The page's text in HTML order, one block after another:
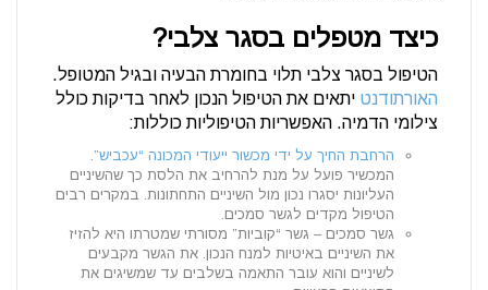
כיצד מטפלים בסגר צלבי?
הטיפול בסגר צלבי תלוי בחומרת הבעיה ובגיל המטופל.
האורתודנט יתאים את הטיפול הנכון לאחר בדיקות כולל
צילומי הדמיה. האפשריות הטיפוליות כוללות:
הרחבת החיך על ידי מכשור ייעודי המכונה “עכביש”.
המכשיר פועל על מנת להרחיב את הלסת כך שהשיניים
העליונות יסגרו נכון מול השיניים התחתונות. במקרים רבים
הטיפול מקדים לגשר סמכים.
גשר סמכים – גשר “קוביות” מסורתי שמטרתו היא להזיז
את השיניים באיטיות למנח הנכון. את הגשר מקבעים
לשיניים והוא עובר התאמה בשלבים עד שמשיגים את